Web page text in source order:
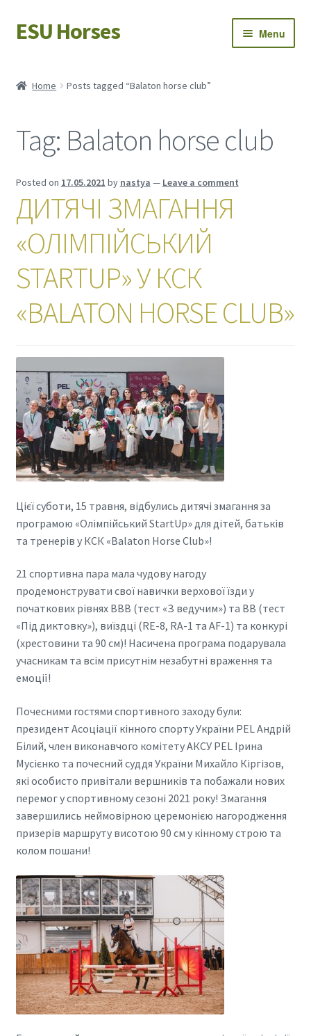
Skip
to
Skip
to
ESU Horses Menu
Save Horses
My account
Home Posts tagged “Balaton horse club”
Tag: Balaton horse club
Posted on 17.05.2021 by nastya — Leave a comment
ДИТЯЧІ ЗМАГАННЯ
«ОЛІМПІЙСЬКИЙ
STARTUP» У КСК
«BALATON HORSE CLUB»
Цієї суботи, 15 травня, відбулись дитячі змагання за
програмою «Олімпійський StartUp» для дітей, батьків
та тренерів у КСК «Balaton Horse Club»!
21 спортивна пара мала чудову нагоду
продемонструвати свої навички верхової їзди у
початкових рівнях BBB (тест «З ведучим») та BB (тест
«Під диктовку»), виїздці (RE-8, RA-1 та AF-1) та конкурі
(хрестовини та 90 см)! Насичена програма подарувала
учасникам та всім присутнім незабутні враження та
емоції!
Почесними гостями спортивного заходу були:
президент Асоціації кінного спорту України PEL Андрій
Білий, член виконавчого комітету АКСУ PEL Ірина
Мусієнко та почесний суддя України Михайло Кіргізов,
які особисто привітали вершників та побажали нових
перемог у спортивному сезоні 2021 року! Змагання
завершились неймовірною церемонією нагородження
призерів маршруту висотою 90 см у кінному строю та
колом пошани!